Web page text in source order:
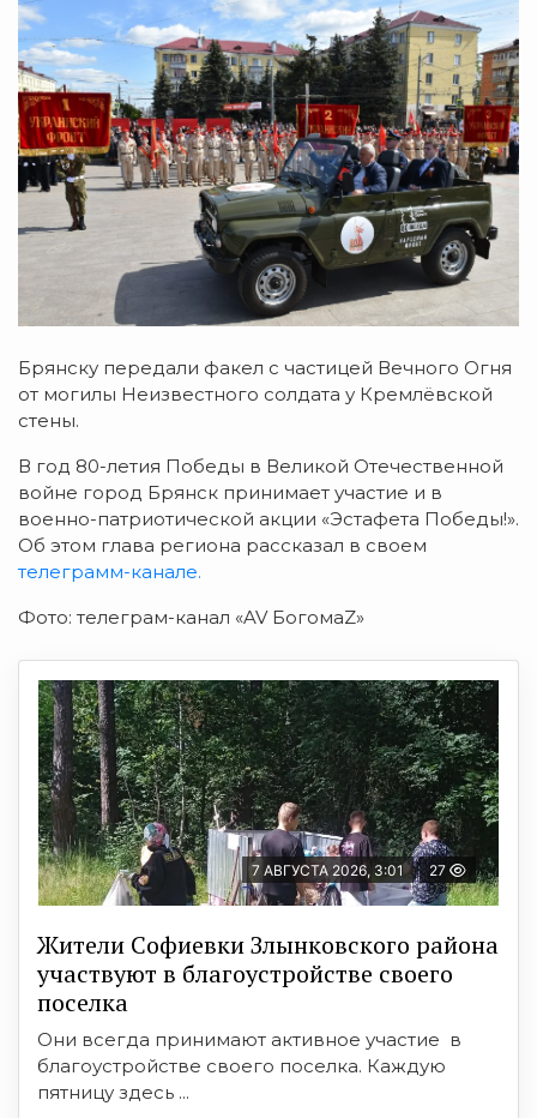
Брянску передали факел с частицей Вечного Огня
от могилы Неизвестного солдата у Кремлёвской
стены.
В год 80-летия Победы в Великой Отечественной
войне город Брянск принимает участие и в
военно-патриотической акции «Эстафета Победы!».
Об этом глава региона рассказал в своем
телеграмм-канале.
Фото: телеграм-канал «AV БогомаZ»
7 АВГУСТА 2026, 3:01 27
Жители Софиевки Злынковского района
участвуют в благоустройстве своего
поселка
Они всегда принимают активное участие в
благоустройстве своего поселка. Каждую
пятницу здесь ...